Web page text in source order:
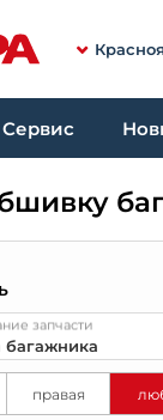
Сервис
запчасти
правая